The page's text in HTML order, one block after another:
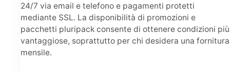
24/7 via email e telefono e pagamenti protetti
mediante SSL. La disponibilità di promozioni e
pacchetti pluripack consente di ottenere condizioni più
vantaggiose, soprattutto per chi desidera una fornitura
mensile.